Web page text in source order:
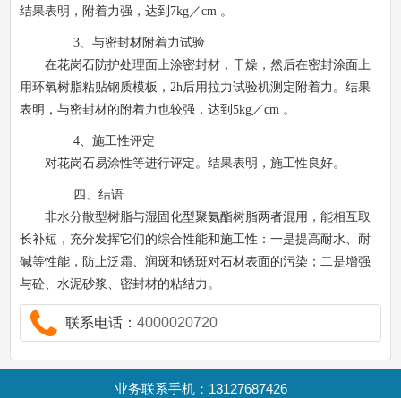
结果表明，附着力强，达到 7kg／cm 。
3、与密封材附着力试验
在花岗石防护处理面上涂密封材，干燥，然后在密封涂面上
用环氧树脂粘贴钢质模板，2h后用拉力试验机测定附着力。结果
表明，与密封材的附着力也较强，达到5kg／cm 。
4、施工性评定
对花岗石易涂性等进行评定。结果表明，施工性良好。
四、结语
非水分散型树脂与湿固化型聚氨酯树脂两者混用，能相互取
长补短，充分发挥它们的综合性能和施工性：一是提高耐水、耐
碱等性能，防止泛霜、润斑和锈斑对石材表面的污染；二是增强
与砼、水泥砂浆、密封材的粘结力。
联系电话：4000020720
业务联系手机：13127687426